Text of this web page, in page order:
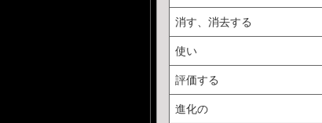
消す、消去する
使い
評価する
進化の